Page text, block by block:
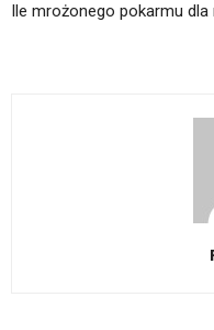
Ile mrożonego pokarmu dla